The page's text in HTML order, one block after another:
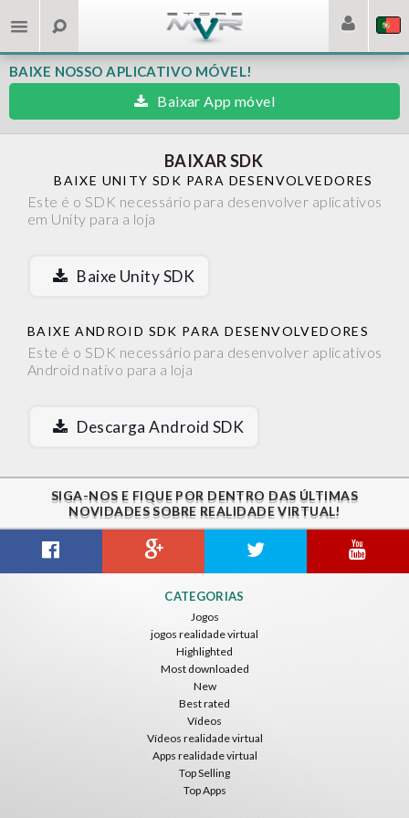
BAIXE NOSSO APLICATIVO MÓVEL!
Baixar App móvel
BAIXAR SDK
BAIXE UNITY SDK PARA DESENVOLVEDORES
Este é o SDK necessário para desenvolver aplicativos
em Unity para a loja
Baixe Unity SDK
BAIXE ANDROID SDK PARA DESENVOLVEDORES
Este é o SDK necessário para desenvolver aplicativos
Android nativo para a loja
Descarga Android SDK
SIGA-NOS E FIQUE POR DENTRO DAS ÚLTIMAS
NOVIDADES SOBRE REALIDADE VIRTUAL!
CATEGORIAS
Jogos
jogos realidade virtual
Highlighted
Most downloaded
New
Best rated
Vídeos
Vídeos realidade virtual
Apps realidade virtual
Top Selling
Top Apps